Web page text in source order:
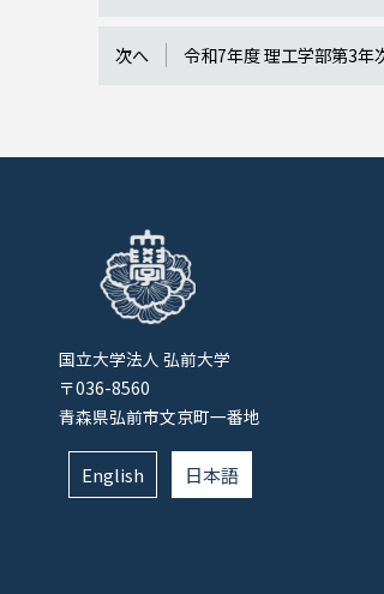
次へ 令和7年度 理工学部第3年
国立大学法人 弘前大学
〒036-8560
青森県弘前市文京町一番地
English 日本語